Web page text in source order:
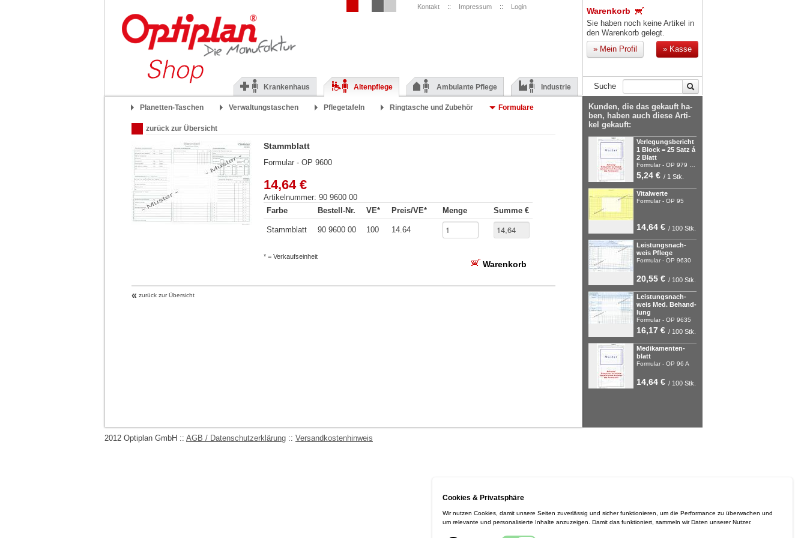
Kontakt :: Impressum :: Login
Warenkorb
Sie haben noch keine Artikel in
den Warenkorb gelegt.
» Mein Profil » Kasse
Krankenhaus Altenpflege
Planetten-Taschen Verwaltungstaschen Pflegetafeln Ringtasche und Zubehör Formulare
Ambulante Pflege Industrie Suche
zurück zur Übersicht
Stammblatt
Formular - OP 9600
14,64 €
Artikelnummer: 90 9600 00
Farbe
Bestell-Nr. VE* Preis/VE* Menge Summe €
Stammblatt 90 9600 00 100 14.64
* = Verkaufseinheit
Warenkorb
« zurück zur Übersicht
Kun­den, die das ge­kauft ha­
ben, ha­ben auch die­se Ar­ti­
kel ge­kauft:
Ver­le­gungs­be­richt
1 Block = 25 Satz á
2 Blatt
For­mu­lar - OP 979 …
5,24 € / 1 Stk.
Vi­tal­wer­te
For­mu­lar - OP 95
14,64 € / 100 Stk.
Leis­tungs­nach­
weis Pfle­ge
For­mu­lar - OP 9630
20,55 € / 100 Stk.
Leis­tungs­nach­
weis Med. Be­hand­
lung
For­mu­lar - OP 9635
16,17 € / 100 Stk.
Me­di­ka­men­ten­
blatt
For­mu­lar - OP 96 A
14,64 € / 100 Stk.
2012 Optiplan GmbH :: AGB / Datenschutzerklärung :: Versandkostenhinweis
Cookies & Privatsphäre
Wir nutzen Cookies, damit unsere Seiten zuverlässig und sicher funktionieren, um die Performance zu überwachen und
um relevante und personalisierte Inhalte anzuzeigen. Damit das funktioniert, sammeln wir Daten unserer Nutzer.